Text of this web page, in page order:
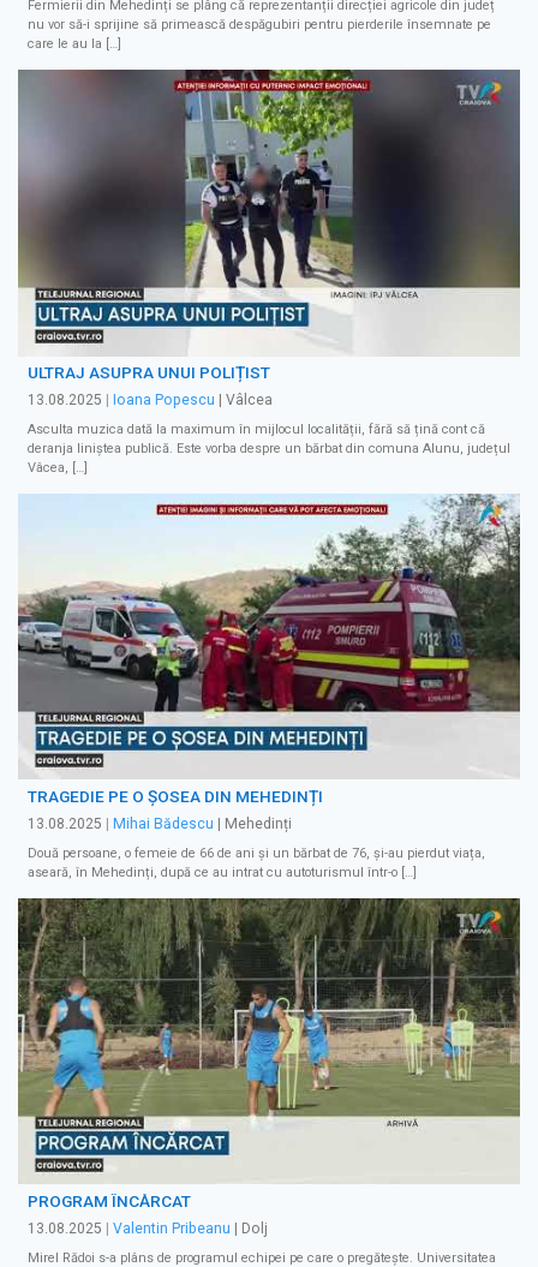
Fermierii din Mehedinți se plâng că reprezentanții direcției agricole din județ
nu vor să-i sprijine să primească despăgubiri pentru pierderile însemnate pe
care le au la […]
ULTRAJ ASUPRA UNUI POLIȚIST
13.08.2025 Ioana Popescu | Vâlcea
Asculta muzica dată la maximum în mijlocul localității, fără să țină cont că
deranja liniștea publică. Este vorba despre un bărbat din comuna Alunu, județul
Vâcea, […]
TRAGEDIE PE O ȘOSEA DIN MEHEDINȚI
13.08.2025 Mihai Bădescu | Mehedinți
Două persoane, o femeie de 66 de ani și un bărbat de 76, și-au pierdut viața,
aseară, în Mehedinți, după ce au intrat cu autoturismul într-o […]
PROGRAM ÎNCĂRCAT
13.08.2025 | Valentin Pribeanu | Dolj
Mirel Rădoi s-a plâns de programul echipei pe care o pregătește. Universitatea